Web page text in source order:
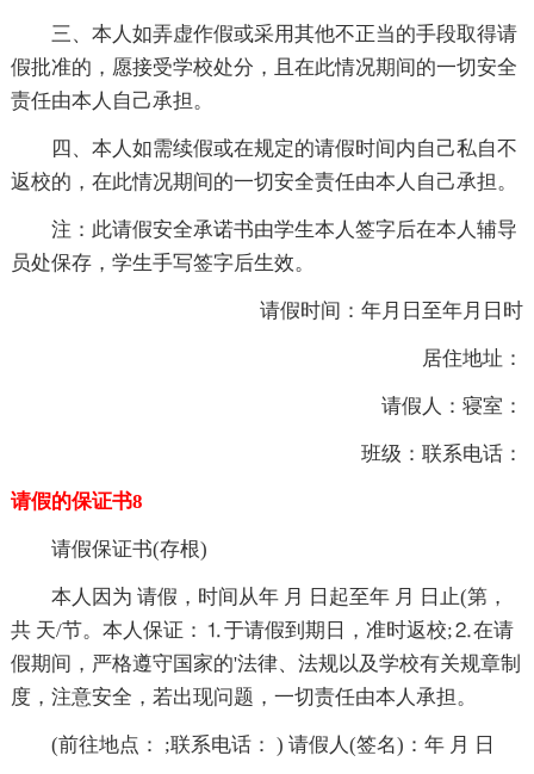
三、本人如弄虚作假或采用其他不正当的手段取得请
假批准的，愿接受学校处分，且在此情况期间的一切安全
责任由本人自己承担。
四、本人如需续假或在规定的请假时间内自己私自不
返校的，在此情况期间的一切安全责任由本人自己承担。
注：此请假安全承诺书由学生本人签字后在本人辅导
员处保存，学生手写签字后生效。
请假时间：年月日至年月日时
居住地址：
请假人：寝室：
班级：联系电话：
请假的保证书8
请假保证书(存根)
本人因为 请假，时间从年 月 日起至年 月 日止(第，
共 天/节。本人保证：⒈于请假到期日，准时返校;⒉在请
假期间，严格遵守国家的'法律、法规以及学校有关规章制
度，注意安全，若出现问题，一切责任由本人承担。
(前往地点： ;联系电话： ) 请假人(签名)：年 月 日